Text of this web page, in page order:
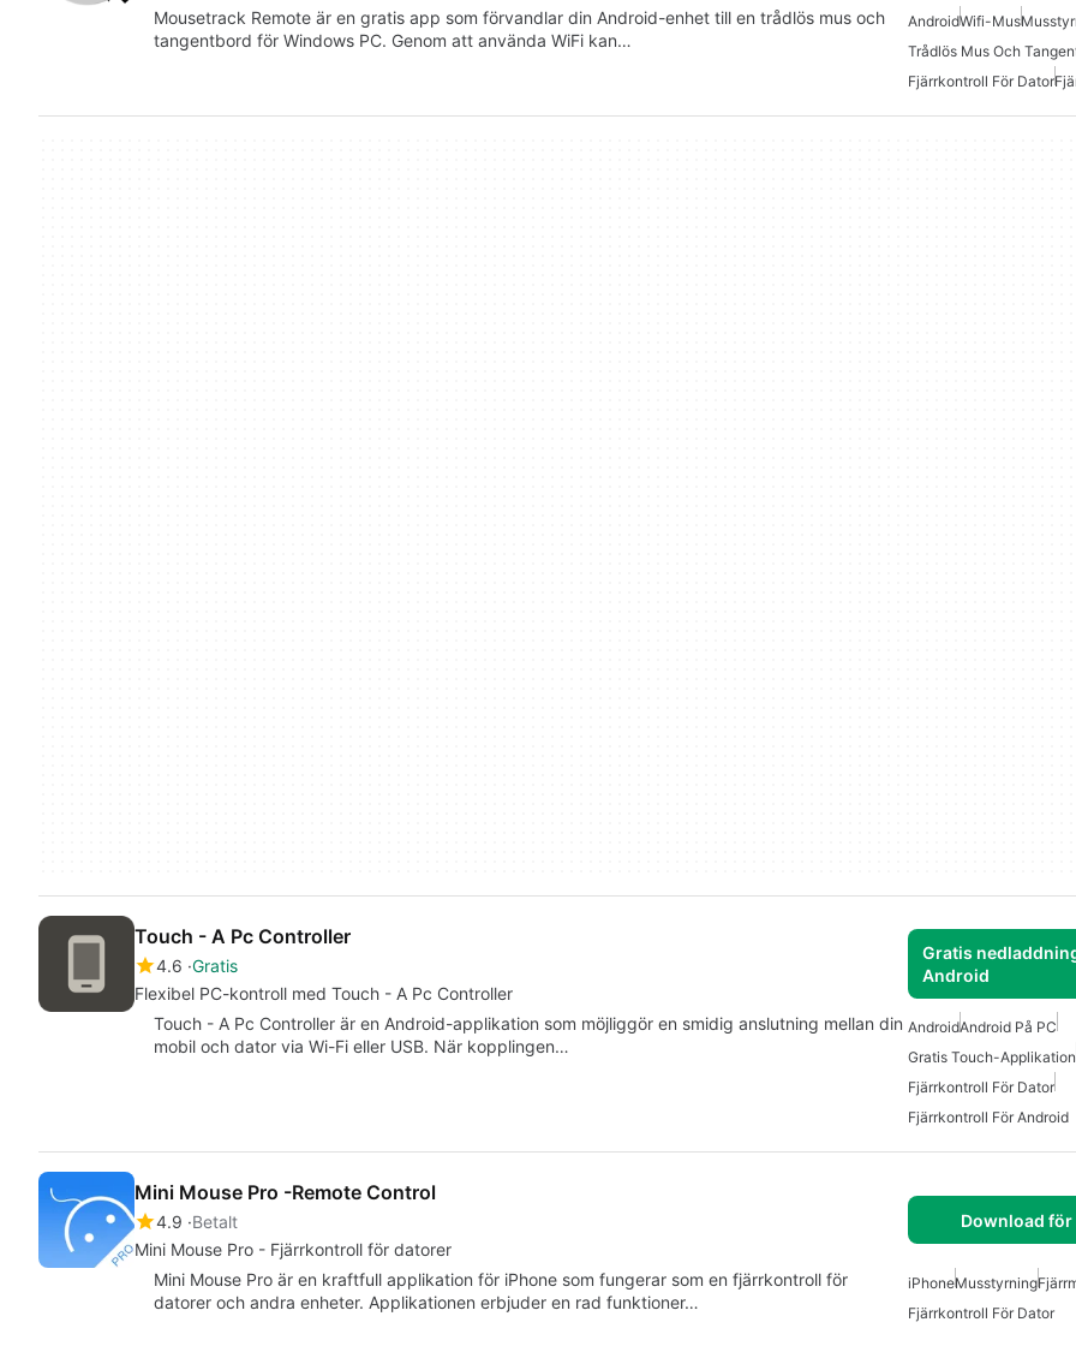
Mousetrack Remote är en gratis app som förvandlar din Android-enhet till en trådlös mus och
tangentbord för Windows PC. Genom att använda WiFi kan…
AndroidWifi-Mus
Trådlös Mus Och
Fjärrkontroll För Dator
Touch - A Pc Controller
4.6 Gratis
Flexibel PC-kontroll med Touch - A Pc Controller
Gratis
Android
Touch - A Pc Controller är en Android-applikation som möjliggör en smidig anslutning mellan din
mobil och dator via Wi-Fi eller USB. När kopplingen…
AndroidAndroid På PC
Gratis Touch-Applikation
Fjärrkontroll För Dator
Fjärrkontroll För Android
Mini Mouse Pro -Remote Control
4.9 Betalt
Mini Mouse Pro - Fjärrkontroll för datorer
Download för
Mini Mouse Pro är en kraftfull applikation för iPhone som fungerar som en fjärrkontroll för
datorer och andra enheter. Applikationen erbjuder en rad funktioner…
iPhoneMusstyrning
Fjärrkontroll För Dator